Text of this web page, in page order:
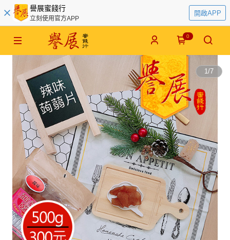
譽展蜜餞行
立刻使用官方APP
開啟APP
0
1/7